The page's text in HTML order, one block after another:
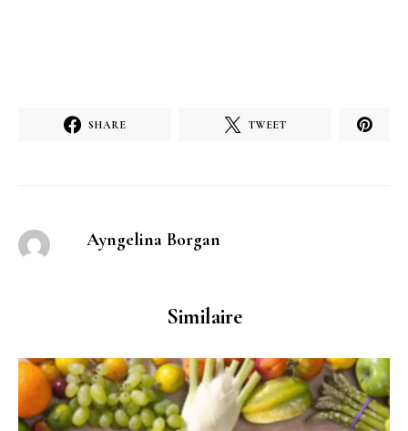
SHARE TWEET
Ayngelina Borgan
Similaire